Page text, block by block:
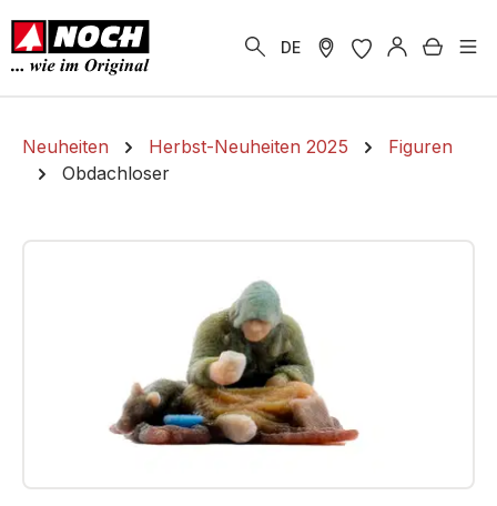
springen
DE
Neuheiten Herbst-Neuheiten 2025
Figuren
Obdachloser
Bildergalerie überspringen